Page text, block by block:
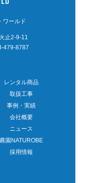
ワールド
止2-9-11
479-8787
レンタル商品
取扱工事
事例・実績
会社概要
ニュース
農園NATUROBE
採用情報